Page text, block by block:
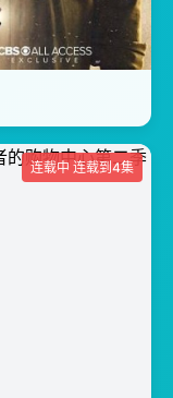
连载中 连载到4集